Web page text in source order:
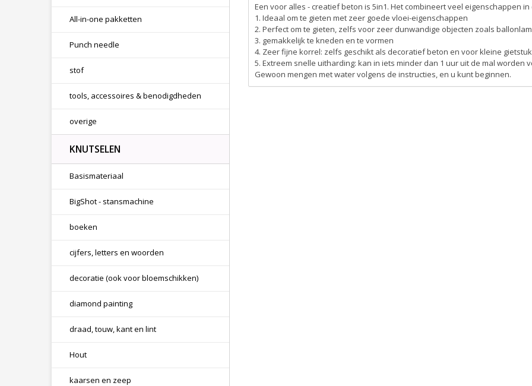
All-in-one pakketten
Punch needle
stof
tools, accessoires & benodigdheden
overige
KNUTSELEN
Basismateriaal
BigShot - stansmachine
boeken
cijfers, letters en woorden
decoratie (ook voor bloemschikken)
diamond painting
draad, touw, kant en lint
Hout
kaarsen en zeep
Een voor alles - creatief beton is 5in1. Het combineert veel eigenschappen in
1. Ideaal om te gieten met zeer goede vloei-eigenschappen
2. Perfect om te gieten, zelfs voor zeer dunwandige objecten zoals
3. gemakkelijk te kneden en te vormen
4. Zeer fijne korrel: zelfs geschikt als decoratief beton en voor kleine
5. Extreem snelle uitharding: kan in iets minder dan 1 uur uit de mal worden
Gewoon mengen met water volgens de instructies, en u kunt beginnen.